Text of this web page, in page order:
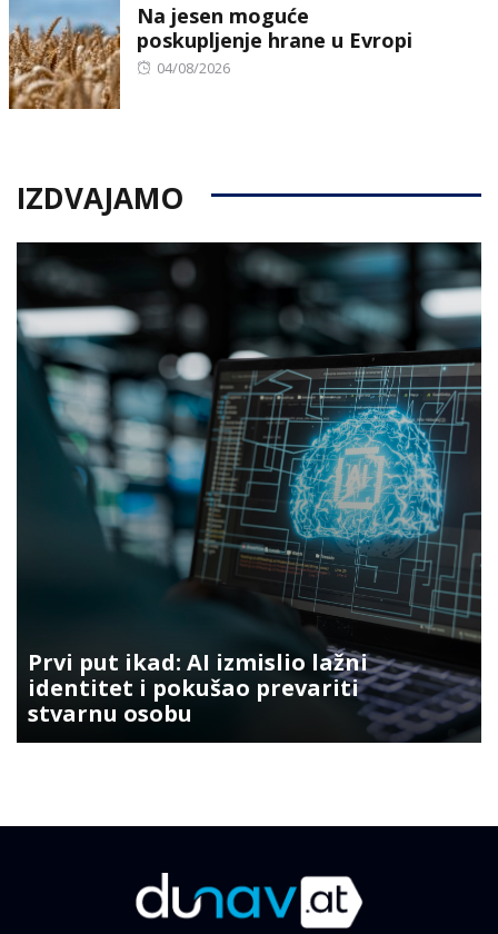
Na jesen moguće
poskupljenje hrane u Evropi
Posted
04/08/2026
IZDVAJAMO
Prvi put ikad: AI izmislio lažni
identitet i pokušao prevariti
stvarnu osobu